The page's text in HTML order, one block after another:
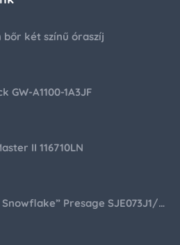
bőr két színű óraszíj
GW-A1100-1A3JF
II 116710LN
Seiko “Baby Snowflake” Presage SJE073J1/SARA015 Limited Edition